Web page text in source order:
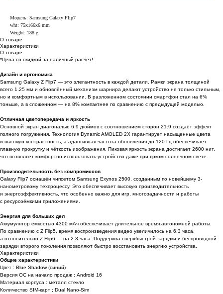
Модель: Samsung Galaxy Flip7
wht: 75x166x6 mm
Weight: 188 g
О товаре
Характеристики
О товаре
*Цена со скидкой за наличный расчёт!
Дизайн и эргономика
Samsung Galaxy Z Flip7 — это элегантность в каждой детали. Рамки экрана толщиной
всего 1.25 мм и обновлённый механизм шарнира делают устройство не только стильным,
но и комфортным в использовании. В разложенном состоянии смартфон стал на 6%
тоньше, а в сложенном — на 8% компактнее по сравнению с предыдущей моделью.
Отличная цветопередача и яркость
Основной экран диагональю 6.9 дюймов с соотношением сторон 21:9 создаёт эффект
полного погружения. Технология Dynamic AMOLED 2X гарантирует насыщенные цвета
и высокую контрастность, а адаптивная частота обновления до 120 Гц обеспечивает
плавную прокрутку и чёткость изображения. Пиковая яркость экрана достигает 2600 нит,
что позволяет комфортно использовать устройство даже при ярком солнечном свете.
Производительность без компромиссов
Galaxy Flip7 оснащён чипсетом Samsung Exynos 2500, созданным по новейшему 3-
нанометровому техпроцессу. Это обеспечивает высокую производительность
и энергоэффективность, что особенно важно для игр, многозадачности и работы
с ресурсоёмкими приложениями.
Энергия для больших дел
Аккумулятор ёмкостью 4300 мАч обеспечивает длительное время автономной работы.
По сравнению с Z Flip5, время воспроизведения видео увеличилось на 6.3 часа,
а относительно Z Flip6 — на 2.3 часа. Поддержка сверхбыстрой зарядки и беспроводной
зарядки второго поколения позволяют быстро восстановить энергию устройства.
Характеристики
Общие характеристики
Цвет : Blue Shadow (синий)
Версия ОС на начало продаж : Android 16
Материал корпуса : металл стекло
Количество SIM-карт ; Dual Nano-Sim